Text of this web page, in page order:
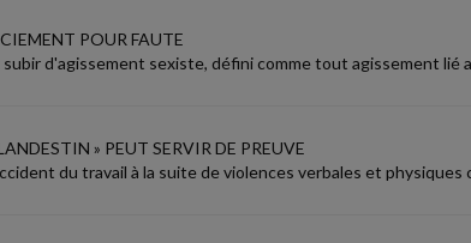
POUR FAUTE
d'agissement sexiste, défini comme tout agissement lié
» PEUT SERVIR DE PREUVE
du travail à la suite de violences verbales et physiques